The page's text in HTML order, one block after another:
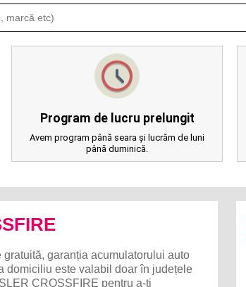
Program de lucru prelungit
Avem program până seara și lucrăm de luni
până duminică.
garanția acumulatorului auto
domiciliu este valabil doar în județele
CROSSFIRE pentru a-ți